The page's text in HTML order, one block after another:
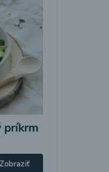
príkrm
Zobraziť